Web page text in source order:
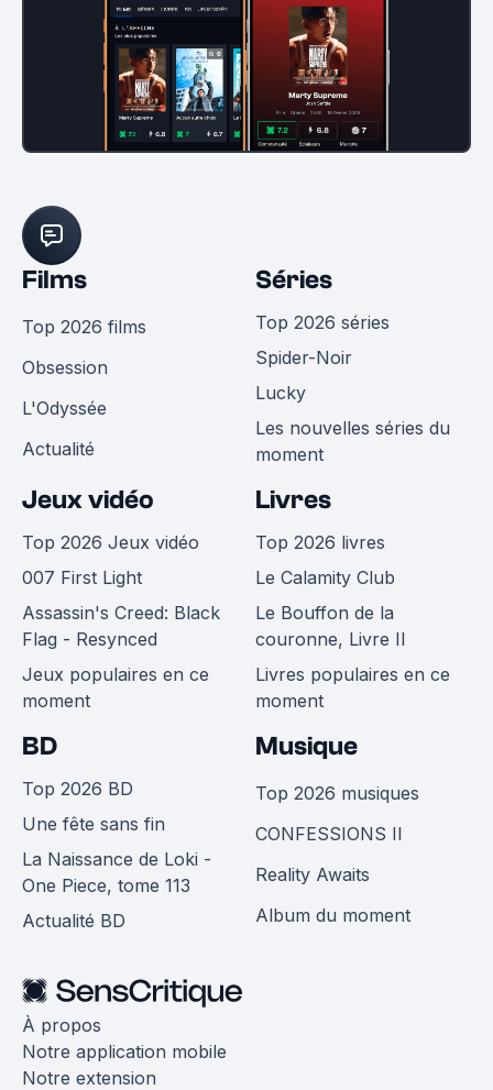
Films
Top 2026 films
Obsession
L'Odyssée
Actualité
Séries
Top 2026 séries
Spider-Noir
Lucky
Les nouvelles séries du
moment
Jeux vidéo
Top 2026 Jeux vidéo
007 First Light
Assassin's Creed: Black
Flag - Resynced
Jeux populaires en ce
moment
Livres
Top 2026 livres
Le Calamity Club
Le Bouffon de la
couronne, Livre II
Livres populaires en ce
moment
BD
Top 2026 BD
Une fête sans fin
La Naissance de Loki -
One Piece, tome 113
Actualité BD
Musique
Top 2026 musiques
CONFESSIONS II
Reality Awaits
Album du moment
À propos
Notre application mobile
Notre extension